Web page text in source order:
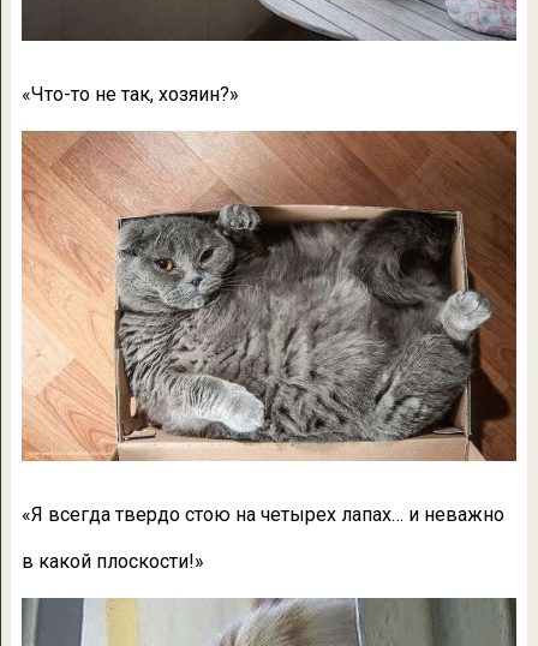
«Что-то не так, хозяин?»
«Я всегда твердо стою на четырех лапах… и неважно
в какой плоскости!»